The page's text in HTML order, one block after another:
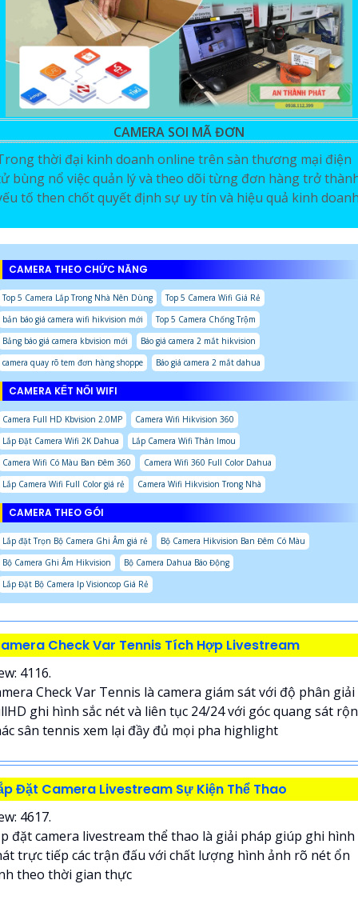
CAMERA SOI MÃ ĐƠN
thời đại kinh doanh online trên sàn thương mại điện
bùng nổ việc quản lý và theo dõi từng đơn hàng trở
tố then chốt quyết định sự uy tín và hiệu quả kinh
CAMERA THEO CHỨC NĂNG
Top 5 Camera Lắp Trong Nhà Nên Dùng
Top 5 Camera Wifi Giá Rẻ
bản báo giá camera wifi hikvision mới
Top 5 Camera Chống Trộm
Bảng báo giá camera kbvision mới
Báo giá camera 2 mắt hikvision
camera quay rõ tem đơn hàng shoppe
Báo giá camera 2 mắt dahua
CAMERA KẾT NỐI WIFI
Camera Full HD Kbvision 2.0MP
Camera Wifi Hikvision 360
Lắp Đặt Camera Wifi 2K Dahua
Lắp Camera Wifi Thân Imou
Camera Wifi Có Màu Ban Đêm 360
Camera Wifi 360 Full Color Dahua
Lắp Camera Wifi Full Color giá rẻ
Camera Wifi Hikvision Trong Nhà
CAMERA THEO GÓI
Lắp đặt Trọn Bộ Camera Ghi Âm giá rẻ
Bộ Camera Hikvision Ban Đêm Có Màu
Bộ Camera Ghi Âm Hikvision
Bộ Camera Dahua Báo Động
Lắp Đặt Bộ Camera Ip Visioncop Giá Rẻ
Check Var Tennis Tích Hợp Livestream
4116.
Check Var Tennis là camera giám sát với độ phân giải
ghi hình sắc nét và liên tục 24/24 với góc quang sát
sân tennis xem lại đầy đủ mọi pha highlight
Đặt Camera Livestream Sự Kiện Thể Thao
4617.
đặt camera livestream thể thao là giải pháp giúp ghi hình
trực tiếp các trận đấu với chất lượng hình ảnh rõ nét ổn
theo thời gian thực